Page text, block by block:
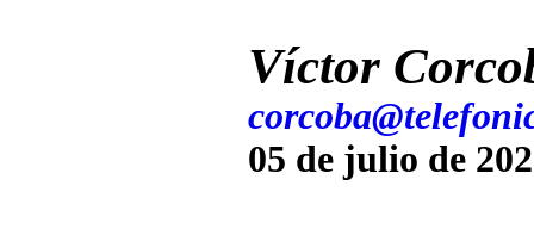
Víctor
05 de julio de